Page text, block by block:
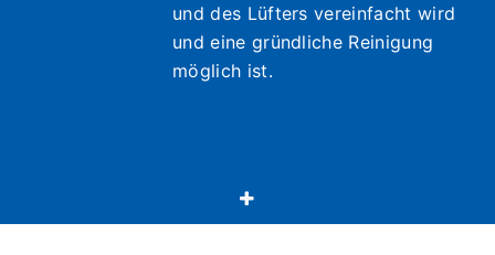
und des Lüfters vereinfacht wird
und eine gründliche Reinigung
möglich ist.